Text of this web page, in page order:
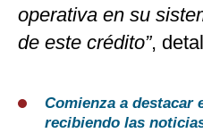
operativa en su
de este crédito”,
Comienza a destacar
recibiendo las